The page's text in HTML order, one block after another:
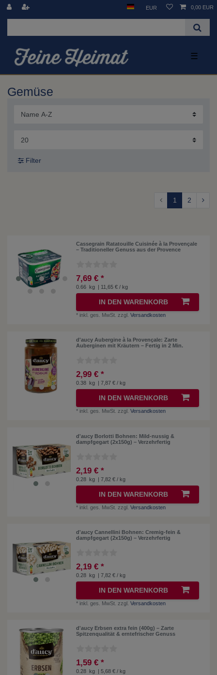
EUR 0,00 EUR
☰
Gemüse
Filter
1 2
Cassegrain Ratatouille Cuisinée à la Provençale
– Traditioneller Genuss aus der Provence
7,69 € *
0.66 kg | 11,65 € / kg
IN DEN WARENKORB
* inkl. ges. MwSt. zzgl.Versandkosten
d'aucy Aubergine à la Provençale: Zarte
Auberginen mit Kräutern – Fertig in 2 Min.
2,99 € *
0.38 kg | 7,87 € / kg
IN DEN WARENKORB
* inkl. ges. MwSt. zzgl.Versandkosten
d'aucy Borlotti Bohnen: Mild-nussig &
dampfgegart (2x150g) – Verzehrfertig
2,19 € *
0.28 kg | 7,82 € / kg
IN DEN WARENKORB
* inkl. ges. MwSt. zzgl.Versandkosten
d'aucy Cannellini Bohnen: Cremig-fein &
dampfgegart (2x150g) – Verzehrfertig
2,19 € *
0.28 kg | 7,82 € / kg
IN DEN WARENKORB
* inkl. ges. MwSt. zzgl.Versandkosten
d'aucy Erbsen extra fein (400g) – Zarte
Spitzenqualität & erntefrischer Genuss
1,59 € *
0.28 kg | 5,68 € / kg